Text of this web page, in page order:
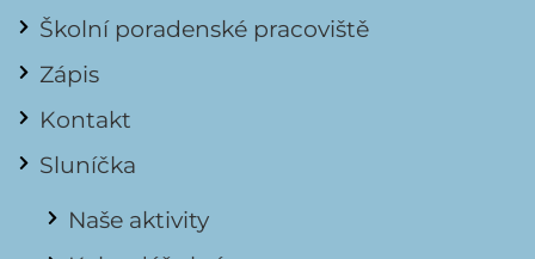
Školní poradenské pracoviště
Zápis
Kontakt
Sluníčka
Naše aktivity